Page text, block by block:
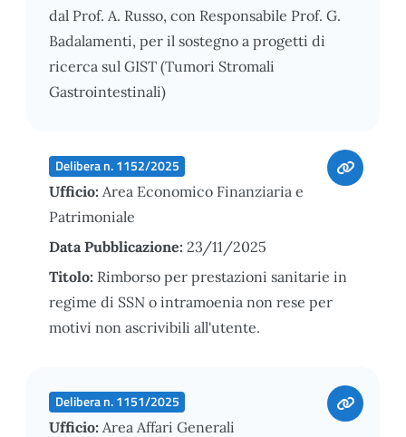
dal Prof. A. Russo, con Responsabile Prof. G.
Badalamenti, per il sostegno a progetti di
ricerca sul GIST (Tumori Stromali
Gastrointestinali)
Delibera n. 1152/2025
Ufficio: Area Economico Finanziaria e
Patrimoniale
Data Pubblicazione: 23/11/2025
Titolo: Rimborso per prestazioni sanitarie in
regime di SSN o intramoenia non rese per
motivi non ascrivibili all'utente.
Delibera n. 1151/2025
Ufficio: Area Affari Generali